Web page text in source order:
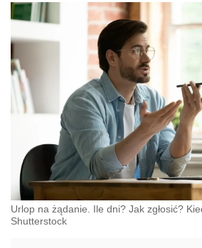
Urlop na żądanie. Ile dni? Jak zgłosić?
Shutterstock